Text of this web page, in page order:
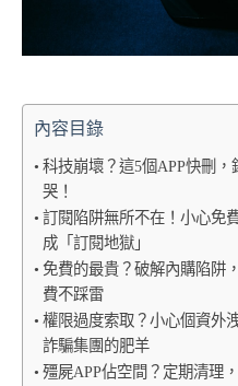
內容目錄
科技崩壞？這5個APP快刪，
哭！
訂閱陷阱無所不在！小心免
成「訂閱地獄」
免費的最貴？破解內購陷阱
費不踩雷
權限過度索取？小心個資外
詐騙集團的肥羊
殭屍APP佔空間？定期清理